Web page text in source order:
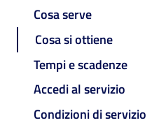
Cosa serve
Cosa si ottiene
Tempi e scadenze
Accedi al servizio
Condizioni di servizio